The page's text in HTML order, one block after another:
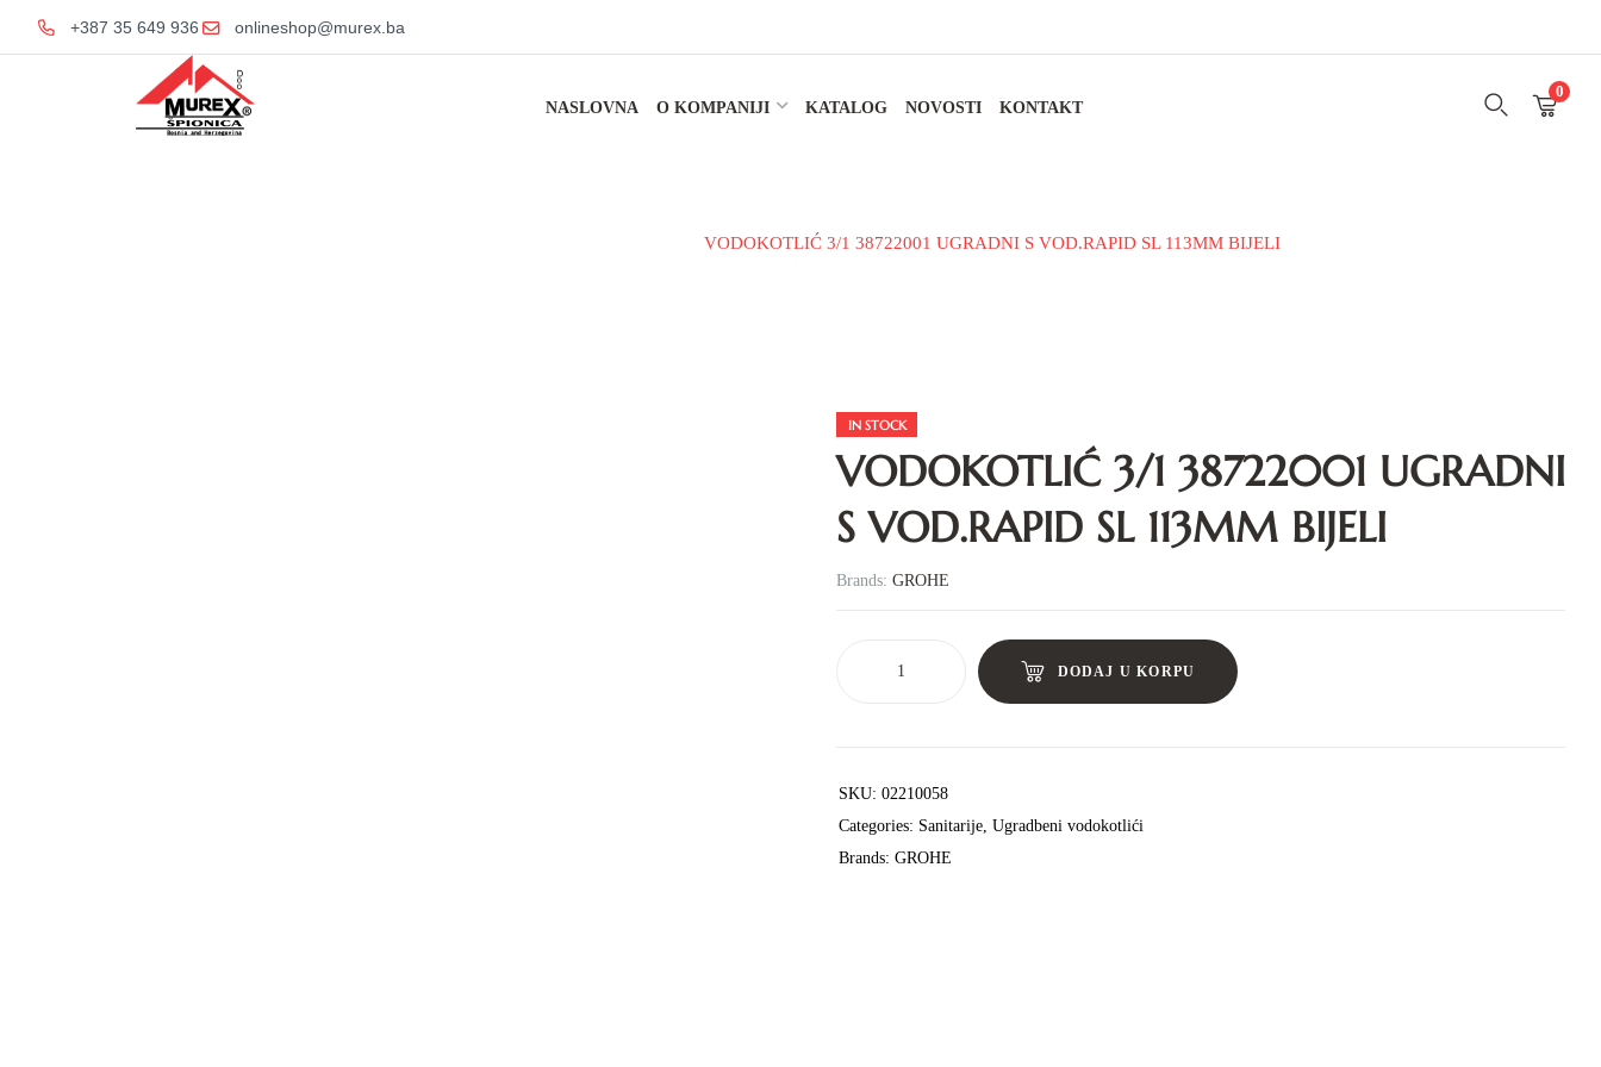
+387 35 649 936 onlineshop@murex.ba
NASLOVNA O KOMPANIJI KATALOG NOVOSTI KONTAKT
0
VODOKOTLIĆ 3/1 38722001 UGRADNI S VOD.RAPID SL 113MM BIJELI
IN STOCK
VODOKOTLIĆ 3/1 38722001 UGRADNI
S VOD.RAPID SL 113MM BIJELI
Brands: GROHE
DODAJ U KORPU
SKU: 02210058
Categories: Sanitarije, Ugradbeni vodokotlići
Brands: GROHE